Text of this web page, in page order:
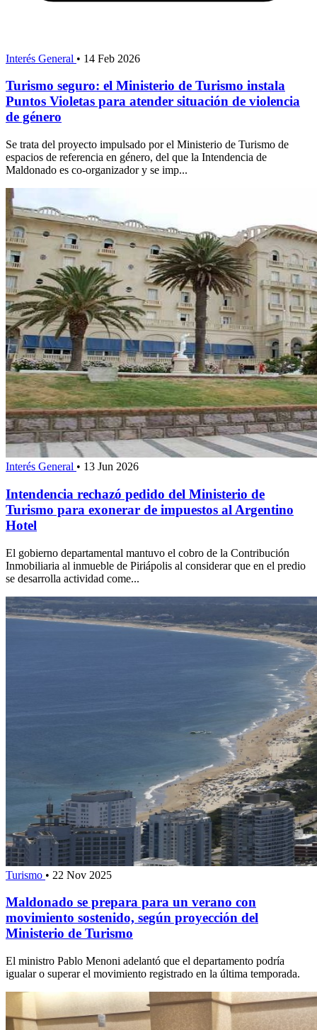
Interés General • 14 Feb 2026
Turismo seguro: el Ministerio de Turismo instala
Puntos Violetas para atender situación de violencia
de género
Se trata del proyecto impulsado por el Ministerio de Turismo de
espacios de referencia en género, del que la Intendencia de
Maldonado es co-organizador y se imp...
Interés General • 13 Jun 2026
Intendencia rechazó pedido del Ministerio de
Turismo para exonerar de impuestos al Argentino
Hotel
El gobierno departamental mantuvo el cobro de la Contribución
Inmobiliaria al inmueble de Piriápolis al considerar que en el predio
se desarrolla actividad come...
Turismo • 22 Nov 2025
Maldonado se prepara para un verano con
movimiento sostenido, según proyección del
Ministerio de Turismo
El ministro Pablo Menoni adelantó que el departamento podría
igualar o superar el movimiento registrado en la última temporada.